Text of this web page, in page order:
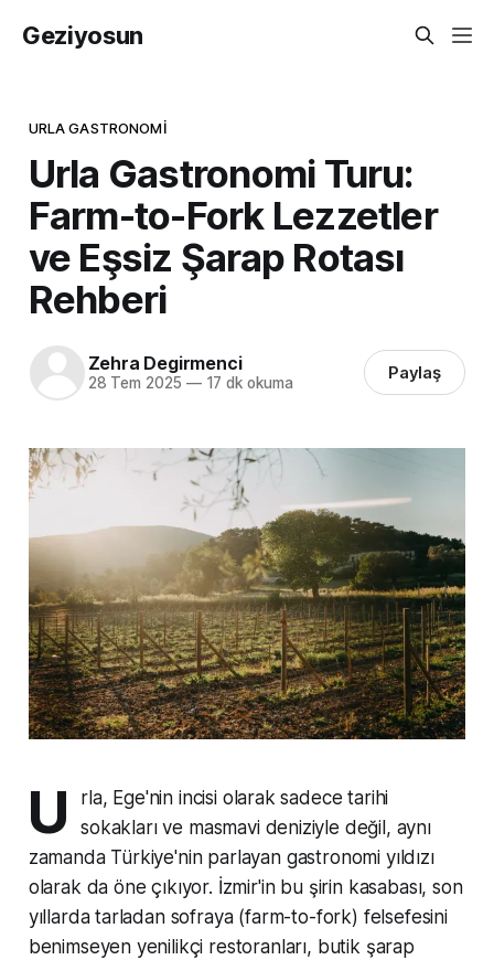
Geziyosun
URLA GASTRONOMI
Urla Gastronomi Turu:
Farm-to-Fork Lezzetler
ve Eşsiz Şarap Rotası
Rehberi
Zehra Degirmenci
28 Tem 2025 —17 dk okuma Paylaş
U
rla, Ege'nin incisi olarak sadece tarihi
sokakları ve masmavi deniziyle değil, aynı
zamanda Türkiye'nin parlayan gastronomi yıldızı
olarak da öne çıkıyor. İzmir'in bu şirin kasabası, son
yıllarda tarladan sofraya (farm-to-fork) felsefesini
benimseyen yenilikçi restoranları, butik şarap